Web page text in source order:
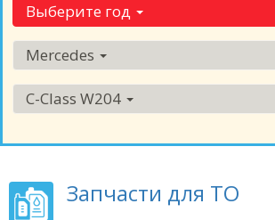
Выберите год
Mercedes
C-Class W204
Запчасти для ТО